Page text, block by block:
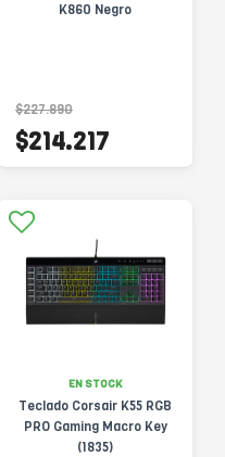
K860 Negro
$227.890
$214.217
EN STOCK
Teclado Corsair K55 RGB
PRO Gaming Macro Key
(1835)